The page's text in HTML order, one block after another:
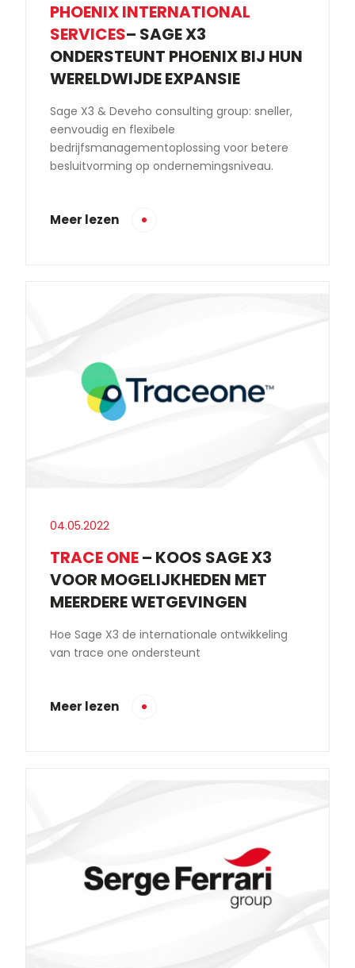
PHOENIX INTERNATIONAL
SERVICES– SAGE X3
ONDERSTEUNT PHOENIX BIJ HUN
WERELDWIJDE EXPANSIE
Sage X3 & Deveho consulting group: sneller,
eenvoudig en flexibele
bedrijfsmanagementoplossing voor betere
besluitvorming op ondernemingsniveau.
Meer lezen
04.05.2022
TRACE ONE– KOOS SAGE X3
VOOR MOGELIJKHEDEN MET
MEERDERE WETGEVINGEN
Hoe Sage X3 de internationale ontwikkeling
van trace one ondersteunt
Meer lezen